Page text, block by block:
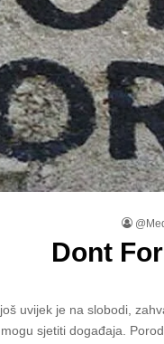
Dont
uvijek je na slobodi,
sjetiti događaja.